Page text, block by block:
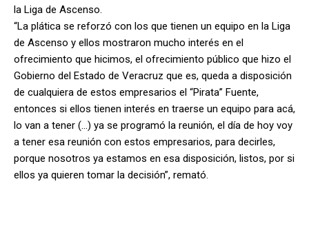
la Liga de Ascenso.
“La plática se reforzó con los que tienen un equipo en la Liga
de Ascenso y ellos mostraron mucho interés en el
ofrecimiento que hicimos, el ofrecimiento público que hizo el
Gobierno del Estado de Veracruz que es, queda a disposición
de cualquiera de estos empresarios el “Pirata” Fuente,
entonces si ellos tienen interés en traerse un equipo para acá,
lo van a tener (…) ya se programó la reunión, el día de hoy voy
a tener esa reunión con estos empresarios, para decirles,
porque nosotros ya estamos en esa disposición, listos, por si
ellos ya quieren tomar la decisión”, remató.